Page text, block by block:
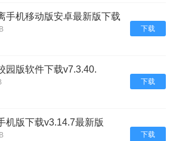
手机移动版安卓最新版下载
下载
园版软件下载v7.3.40.
下载
机版下载v3.14.7最新版
下载